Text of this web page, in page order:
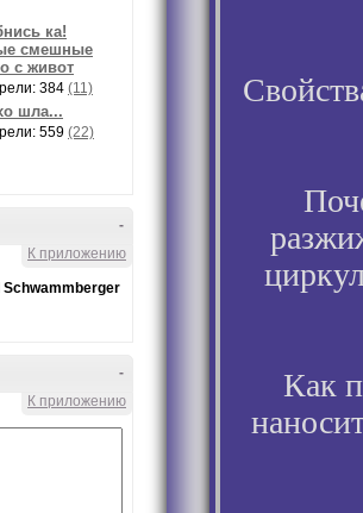
ка!
смешные
с живот
384 (11)
шла...
559 (22)
-
К приложению
-
К приложению
Как